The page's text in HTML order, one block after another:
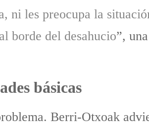
ni les preocupa la
borde del desahucio”,
básicas
Berri-Otxoak